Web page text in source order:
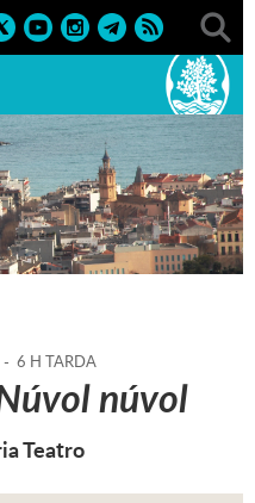
> Teatre
- 6 H TARDA
núvol
Teatro